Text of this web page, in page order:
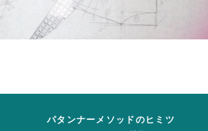
パタンナーメソッドのヒミツ